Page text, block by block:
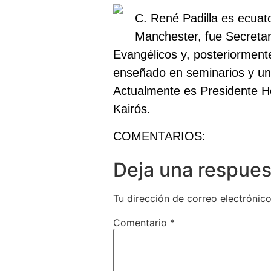
C. René Padilla es
Manchester, fue
Evangélicos y,
enseñado en seminarios y
Actualmente es Presidente
Kairós.
COMENTARIOS:
Deja una
Tu dirección de correo
Comentario *